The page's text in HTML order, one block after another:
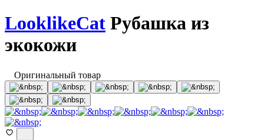
LooklikeCat Рубашка из
экокожи
Оригинальный товар